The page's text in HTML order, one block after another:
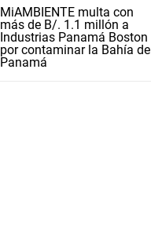
MiAMBIENTE multa con
más de B/. 1.1 millón a
Industrias Panamá Boston
por contaminar la Bahía de
Panamá